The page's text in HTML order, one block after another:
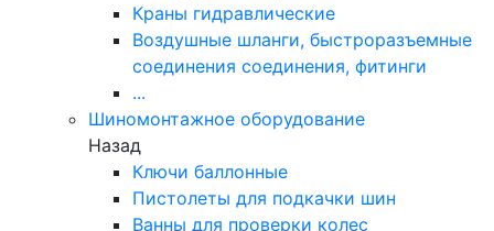
Краны гидравлические
Воздушные шланги, быстроразъемные
соединения соединения, фитинги
...
Шиномонтажное оборудование
Назад
Ключи баллонные
Пистолеты для подкачки шин
Ванны для проверки колес